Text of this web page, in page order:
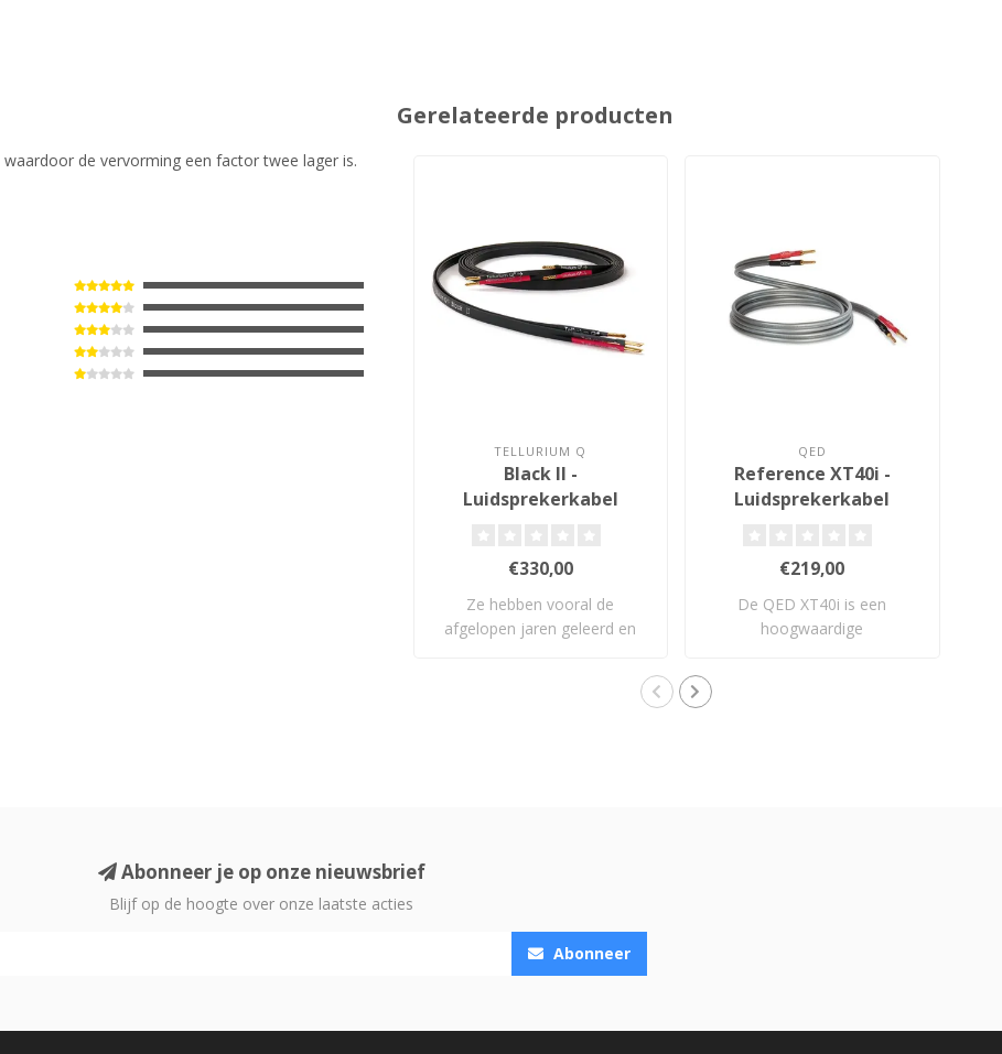
de vervorming een factor twee lager is.
Gerelateerde producten
TELLURIUM Q
Black II -
Luidsprekerkabel
€330,00
Ze hebben vooral de
afgelopen jaren geleerd en
QED
Reference XT40i -
Luidsprekerkabel
€219,00
De QED XT40i is een
hoogwaardige
Abonneer je op onze nieuwsbrief
Blijf op de hoogte over onze laatste acties
Abonneer